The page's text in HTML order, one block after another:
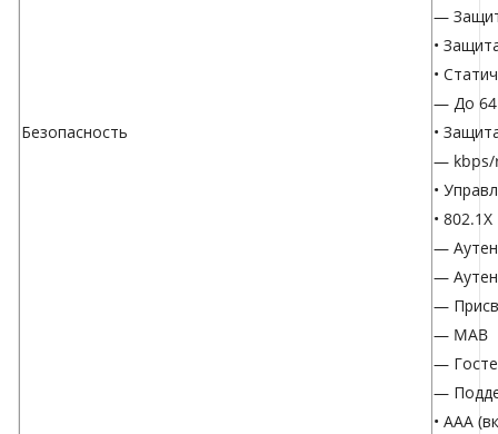
Безопасность
—
•
•
— До 64
•
— kbps/
•
• 802.1X
—
—
—
— MAB
—
—
• AAA